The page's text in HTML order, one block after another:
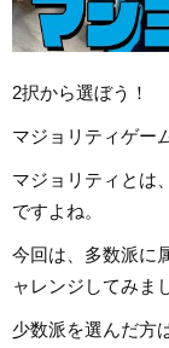
2択から選ぼう！
マジョリティゲー
マジョリティとは
ですよね。
今回は、多数派に
ャレンジしてみま
少数派を選んだ方